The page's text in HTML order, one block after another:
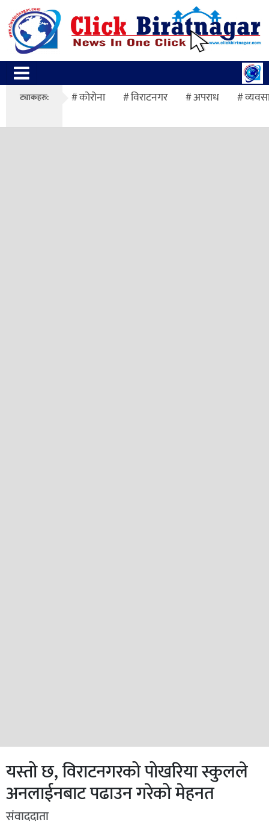
ट्याकहरु: कोरोना विराटनगर अपराध
यस्तो छ, विराटनगरको पोखरिया स्कुलले
अनलाईनबाट पढाउन गरेको मेहनत
संवाददाता